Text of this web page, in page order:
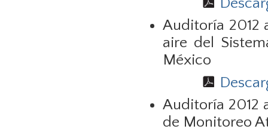
Auditoría 2012
aire del
México
Auditoría 2012
de Monitoreo